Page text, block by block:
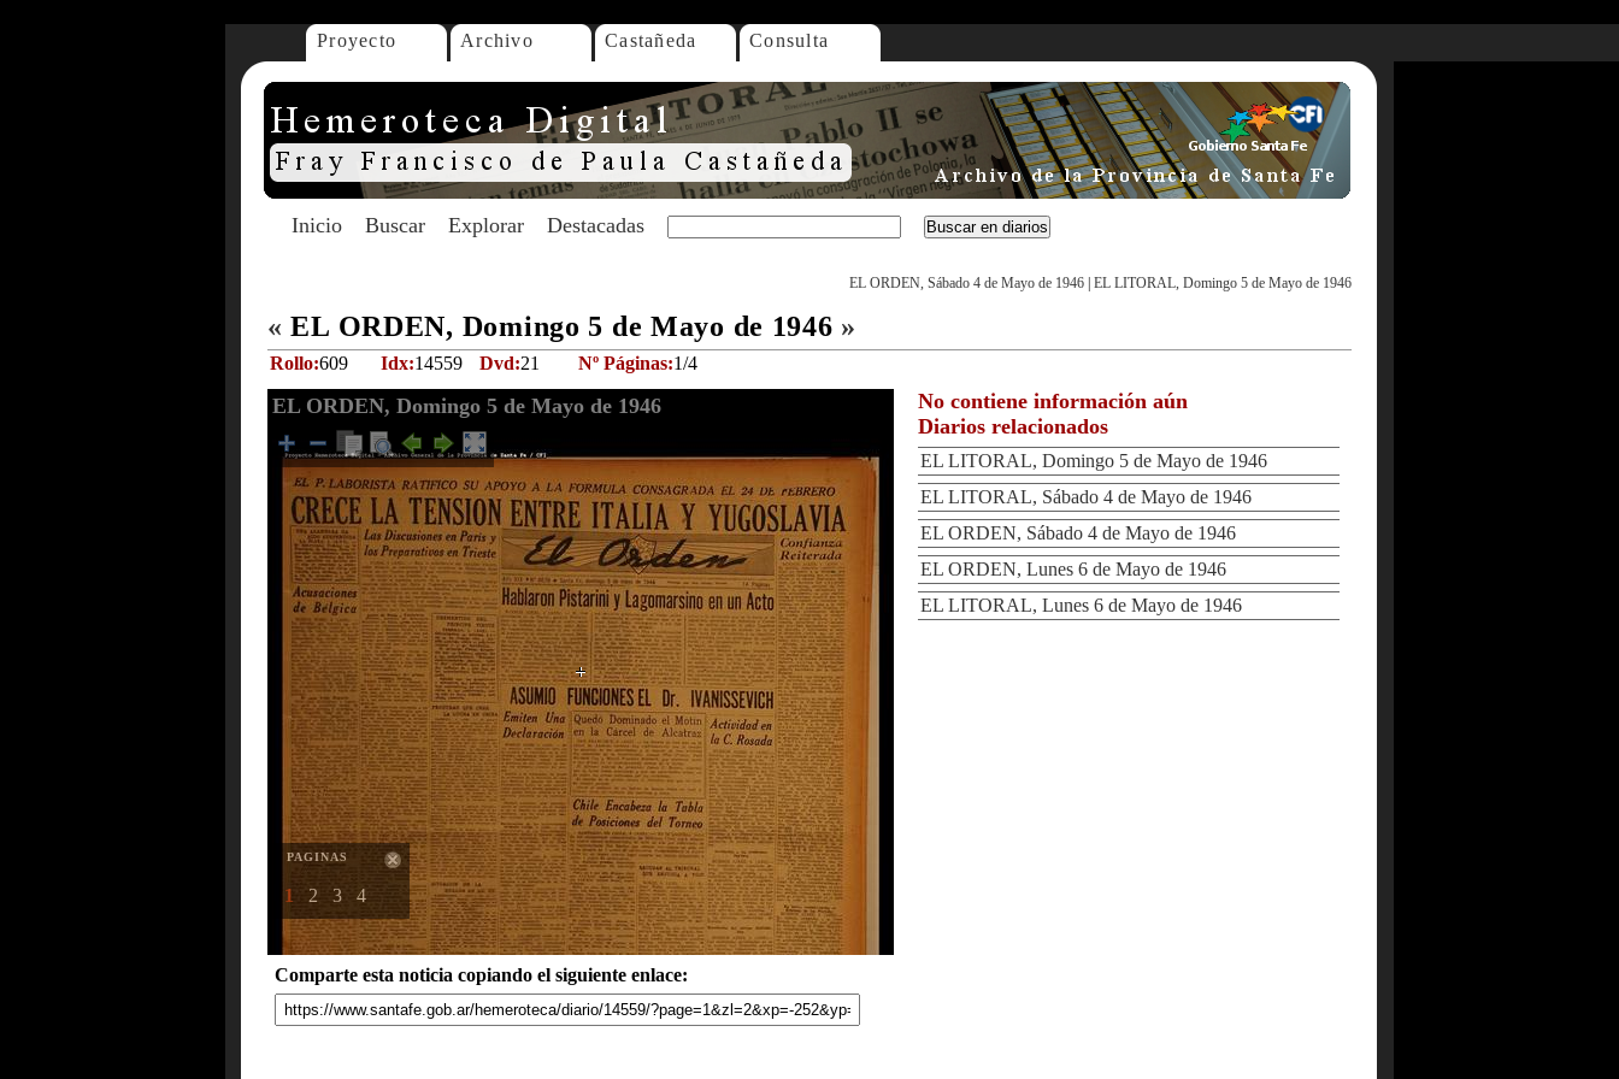
Proyecto Archivo Castañeda Consulta
Inicio Buscar Explorar Destacadas
EL ORDEN, Sábado 4 de Mayo de 1946 EL LITORAL, Domingo 5 de Mayo de 1946
« EL ORDEN, Domingo 5 de Mayo de 1946 »
Rollo:609 Idx:14559 Dvd:21 Nº Páginas:1/4
EL ORDEN, Domingo 5 de Mayo de 1946
PAGINAS
1 2 3 4
Comparte esta noticia copiando el siguiente enlace:
No contiene información aún
Diarios relacionados
EL LITORAL, Domingo 5 de Mayo de 1946
EL LITORAL, Sábado 4 de Mayo de 1946
EL ORDEN, Sábado 4 de Mayo de 1946
EL ORDEN, Lunes 6 de Mayo de 1946
EL LITORAL, Lunes 6 de Mayo de 1946